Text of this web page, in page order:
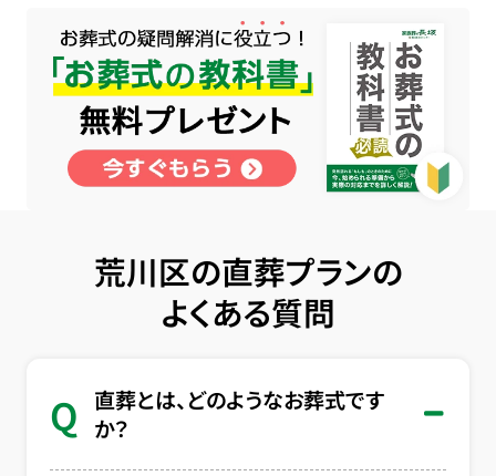
荒川区の直葬プランの
よくある質問
Q
直葬とは、どのようなお葬式です
か？